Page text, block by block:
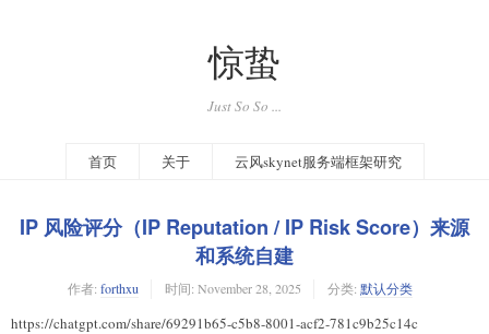
惊蛰
Just So So ...
首页 关于 云风skynet服务端框架研究
IP 风险评分（IP Reputation / IP Risk Score）来源
和系统自建
作者: forthxu 时间: November 28, 2025 分类: 默认分类
https://chatgpt.com/share/69291b65-c5b8-8001-acf2-781c9b25c14c